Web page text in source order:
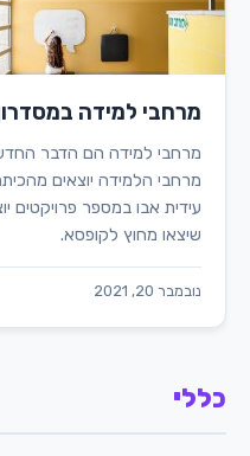
מרחבי למידה
מרחבי למידה הם הדבר
מרחבי הלמידה יוצאים
עידית אבו במספר פרויקטים
שיצאו מחוץ לקופסא.
נובמבר 20, 2021
כללי